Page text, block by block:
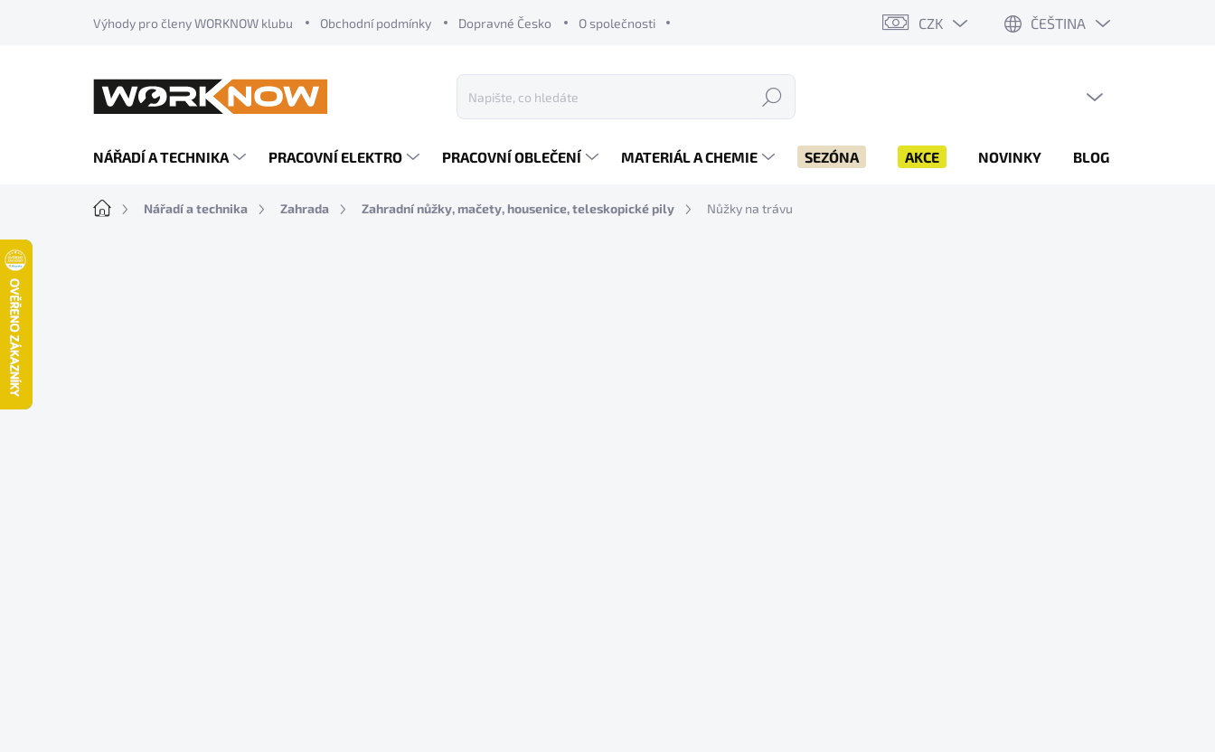
Výhody pro členy WORKNOW klubu Obchodní podmínky Dopravné Česko O společnosti CZK ČEŠTINA
Hledat
NÁŘADÍ A TECHNIKA PRACOVNÍ ELEKTRO PRACOVNÍ OBLEČENÍ MATERIÁL A CHEMIE SEZÓNA AKCE NOVINKY BLOG
Domů Nářadí a technika Zahrada Zahradní nůžky, mačety, housenice, teleskopické pily Nůžky na trávu